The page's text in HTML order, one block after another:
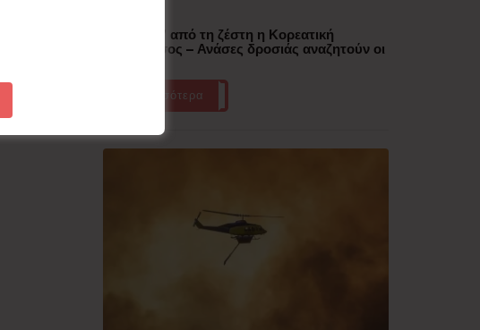
“Έλιωσε” από τη ζέστη η Κορεατική
Χερσόνησος – Ανάσες δροσιάς αναζητούν οι
Περισσότερα